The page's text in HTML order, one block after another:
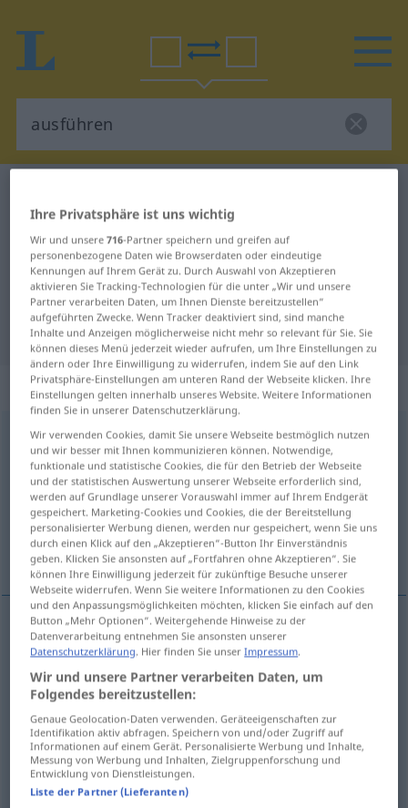
Deutsch-Niederländisch
Übersetzung für "ausführen"
"ausführen" Niederländisch
Übersetzung
„ausführen“
ausführen
Übersicht aller Übersetzungen
(Für mehr Details die Übersetzung anklicken/antippen)
uitvoeren, exporteren, uitgaan met, uitlaten,
uiteenzetten
uitvoeren ausführen
exporteren ausführenWaren
uitgaanmet ausführenjemanden
uitlaten ausführenHund
Ihre Privatsphäre ist uns wichtig
Wir und unsere716-Partner speichern und greifen auf
personenbezogene Daten wie Browserdaten oder eindeutige
Kennungen auf Ihrem Gerät zu. Durch Auswahl von Akzeptieren
aktivieren Sie Tracking-Technologien für die unter „Wir und unsere
Partner verarbeiten Daten, um Ihnen Dienste bereitzustellen“
aufgeführten Zwecke. Wenn Tracker deaktiviert sind, sind manche
Inhalte und Anzeigen möglicherweise nicht mehr so relevant für Sie. Sie
können dieses Menü jederzeit wieder aufrufen, um Ihre Einstellungen zu
ändern oder Ihre Einwilligung zu widerrufen, indem Sie auf den Link
Privatsphäre-Einstellungen am unteren Rand der Webseite klicken. Ihre
Einstellungen gelten innerhalb unseres Website. Weitere Informationen
finden Sie in unserer Datenschutzerklärung.
Wir verwenden Cookies, damit Sie unsere Webseite bestmöglich nutzen
und wir besser mit Ihnen kommunizieren können. Notwendige,
funktionale und statistische Cookies, die für den Betrieb der Webseite
und der statistischen Auswertung unserer Webseite erforderlich sind,
werden auf Grundlage unserer Vorauswahl immer auf Ihrem Endgerät
gespeichert. Marketing-Cookies und Cookies, die der Bereitstellung
personalisierter Werbung dienen, werden nur gespeichert, wenn Sie uns
durch einen Klick auf den „Akzeptieren“-Button Ihr Einverständnis
geben. Klicken Sie ansonsten auf „Fortfahren ohne Akzeptieren“. Sie
können Ihre Einwilligung jederzeit für zukünftige Besuche unserer
Webseite widerrufen. Wenn Sie weitere Informationen zu den Cookies
und den Anpassungsmöglichkeiten möchten, klicken Sie einfach auf den
Button „Mehr Optionen“. Weitergehende Hinweise zu der
Datenverarbeitung entnehmen Sie ansonsten unserer
Datenschutzerklärung. Hier finden Sie unserImpressum.
Wir und unsere Partner verarbeiten Daten, um
Folgendes bereitzustellen:
Genaue Geolocation-Daten verwenden. Geräteeigenschaften zur
Identifikation aktiv abfragen. Speichern von und/oder Zugriff auf
Informationen auf einem Gerät. Personalisierte Werbung und Inhalte,
Messung von Werbung und Inhalten, Zielgruppenforschung und
Entwicklung von Dienstleistungen.
Liste der Partner (Lieferanten)